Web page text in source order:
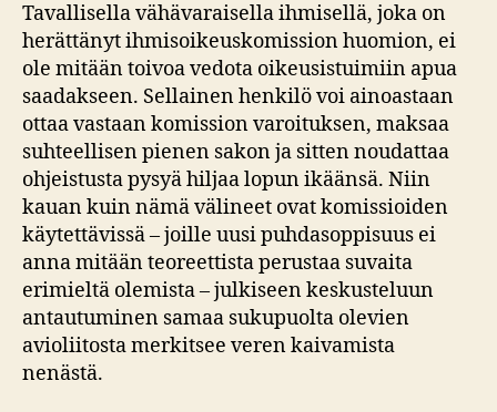
Tavallisella vähävaraisella ihmisellä, joka on
herättänyt ihmisoikeuskomission huomion, ei
ole mitään toivoa vedota oikeusistuimiin apua
saadakseen. Sellainen henkilö voi ainoastaan
ottaa vastaan komission varoituksen, maksaa
suhteellisen pienen sakon ja sitten noudattaa
ohjeistusta pysyä hiljaa lopun ikäänsä. Niin
kauan kuin nämä välineet ovat komissioiden
käytettävissä – joille uusi puhdasoppisuus ei
anna mitään teoreettista perustaa suvaita
erimieltä olemista – julkiseen keskusteluun
antautuminen samaa sukupuolta olevien
avioliitosta merkitsee veren kaivamista
nenästä.